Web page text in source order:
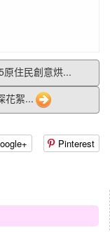
住民創意烘...
花絮...
Pinterest